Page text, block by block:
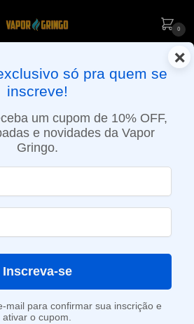
0
EM SÃO PAULO (SEG A SEX): PEDIDOS
ATÉ 15:30 VIA MOTOBOY
×
só pra quem se
inscreve!
um cupom de 10% OFF,
e novidades da Vapor
Gringo.
Inscreva-se
mail para confirmar sua inscrição e
ativar o cupom.